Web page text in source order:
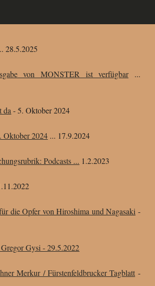
28.5.2025
von MONSTER ist verfügbar...
da - 5. Oktober 2024
Oktober 2024 ... 17.9.2024
Podcasts ... 1.2.2023
die Opfer von Hiroshima und Nagasaki -
Gysi - 29.5.2022
Merkur / Fürstenfeldbrucker Tagblatt -